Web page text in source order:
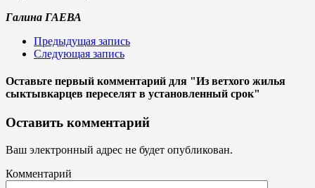
Галина ГАЕВА
Предыдущая запись
Следующая запись
Оставьте первый комментарий для "Из ветхого жилья
сыктывкарцев переселят в установленный срок"
Оставить комментарий
Ваш электронный адрес не будет опубликован.
Комментарий